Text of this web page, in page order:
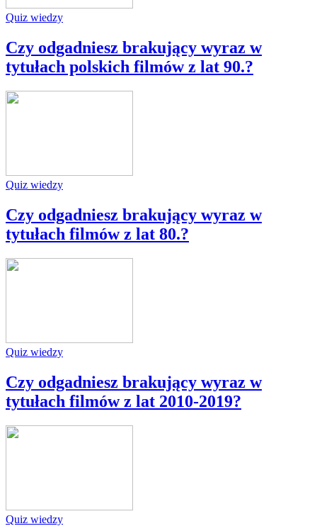
Quiz wiedzy
Czy odgadniesz brakujący wyraz w
tytułach polskich filmów z lat 90.?
Quiz wiedzy
Czy odgadniesz brakujący wyraz w
tytułach filmów z lat 80.?
Quiz wiedzy
Czy odgadniesz brakujący wyraz w
tytułach filmów z lat 2010-2019?
Quiz wiedzy